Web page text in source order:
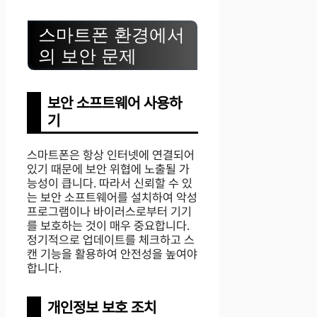
스마트폰 환경에서
의 보안 문제
보안 소프트웨어 사용하
기
스마트폰은 항상 인터넷에 연결되어
있기 때문에 보안 위협에 노출될 가
능성이 큽니다. 따라서 신뢰할 수 있
는 보안 소프트웨어를 설치하여 악성
프로그램이나 바이러스로부터 기기
를 보호하는 것이 매우 중요합니다.
정기적으로 업데이트를 체크하고 스
캔 기능을 활용하여 안전성을 높여야
합니다.
개인정보 보호 조치